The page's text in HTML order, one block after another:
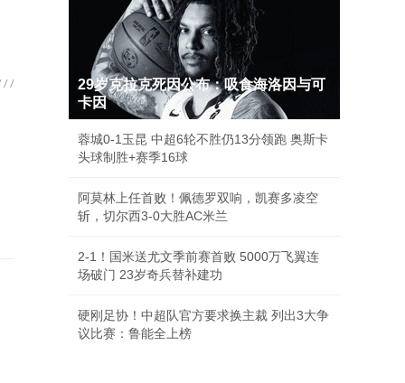
29岁克拉克死因公布：吸食海洛因与可
卡因
蓉城0-1玉昆 中超6轮不胜仍13分领跑 奥斯卡
头球制胜+赛季16球
阿莫林上任首败！佩德罗双响，凯赛多凌空
斩，切尔西3-0大胜AC米兰
2-1！国米送尤文季前赛首败 5000万飞翼连
场破门 23岁奇兵替补建功
硬刚足协！中超队官方要求换主裁 列出3大争
议比赛：鲁能全上榜